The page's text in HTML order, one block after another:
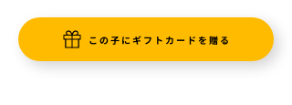
この子にギフトカードを贈る